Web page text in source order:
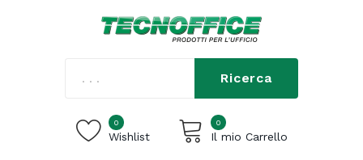
Ricerca
0
Wishlist
0
Il mio Carrello